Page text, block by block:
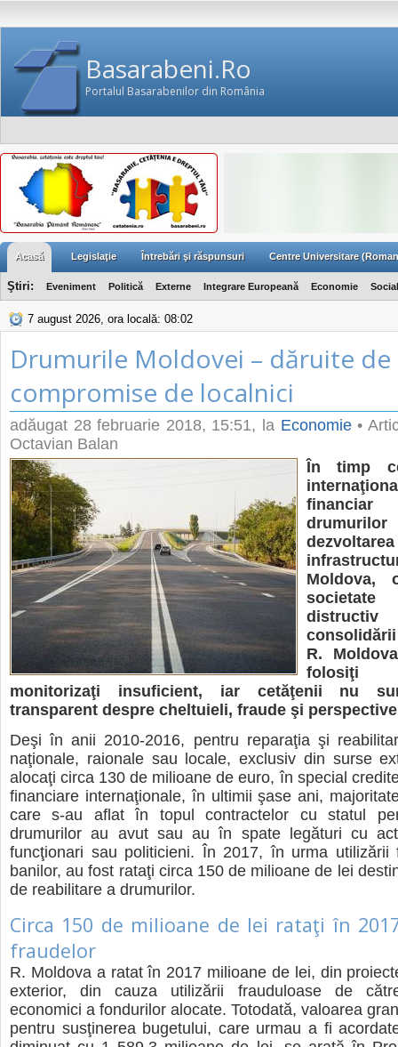
Basarabeni.Ro
Portalul Basarabenilor din România
Acasă Legislaţie Întrebări şi răspunsuri Centre Universitare
Ştiri: Eveniment Politică Externe Integrare Europeană Economie Social
7 august 2026, ora locală: 08:02
Drumurile Moldovei – dăruite
compromise de localnici
adăugat 28 februarie 2018, 15:51, la Economie•
Octavian Balan
În timp
financiar
dezvoltarea
Moldova,
societate
R.
folosiţi
monitorizaţi insuficient, iar cetăţenii nu
transparent despre cheltuieli, fraude şi
Deşi în anii 2010-2016, pentru reparaţia şi
naţionale, raionale sau locale, exclusiv din surse
alocaţi circa 130 de milioane de euro, în special
financiare internaţionale, în ultimii şase ani,
care s-au aflat în topul contractelor cu statul
drumurilor au avut sau au în spate legături cu
funcţionari sau politicieni. În 2017, în urma utilizării
banilor, au fost rataţi circa 150 de milioane de lei
de reabilitare a drumurilor.
Circa 150 de milioane de lei rataţi în
fraudelor
R. Moldova a ratat în 2017 milioane de lei, din
exterior, din cauza utilizării frauduloase de
economici a fondurilor alocate. Totodată, valoarea
pentru susţinerea bugetului, care urmau a fi